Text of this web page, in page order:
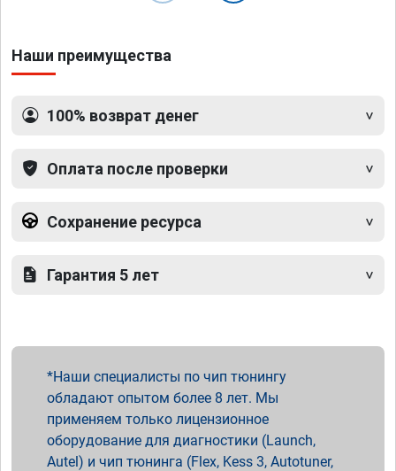
Наши преимущества
100% возврат денег
Оплата после проверки
Сохранение ресурса
Гарантия 5 лет
Наши специалисты по чип тюнингу
обладают опытом более 8 лет. Мы
применяем только лицензионное
оборудование для диагностики (Launch,
Autel) и чип тюнинга (Flex, Kess 3, Autotuner,